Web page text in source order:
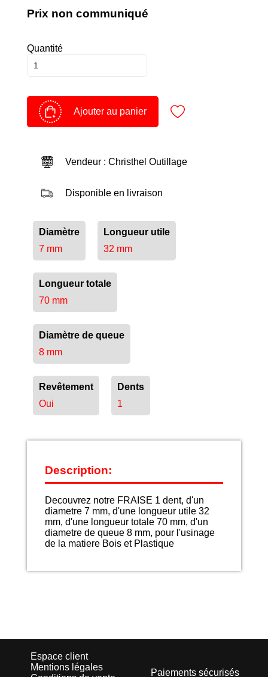
Prix non communiqué
Quantité
Ajouter au panier
Vendeur : Christhel Outillage
Disponible en livraison
Diamètre
7 mm
Longueur utile
32 mm
Longueur totale
70 mm
Diamètre de queue
8 mm
Revêtement
Oui
Dents
1
Description:
Decouvrez notre FRAISE 1 dent, d'un
diametre 7 mm, d'une longueur utile 32
mm, d'une longueur totale 70 mm, d'un
diametre de queue 8 mm, pour l'usinage
de la matiere Bois et Plastique
Espace client
Mentions légales
Paiements sécurisés